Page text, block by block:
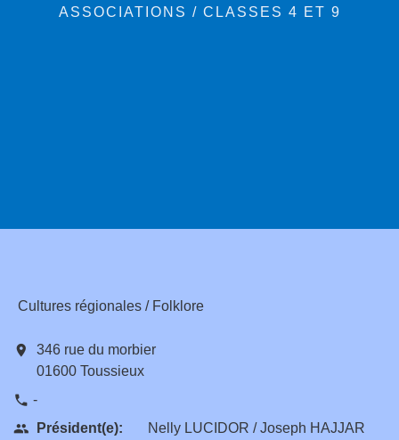
ASSOCIATIONS / CLASSES 4 ET 9
Cultures régionales / Folklore
location_on
346 rue du morbier
01600 Toussieux
phone -
people
Président(e):
Nelly LUCIDOR / Joseph HAJJAR